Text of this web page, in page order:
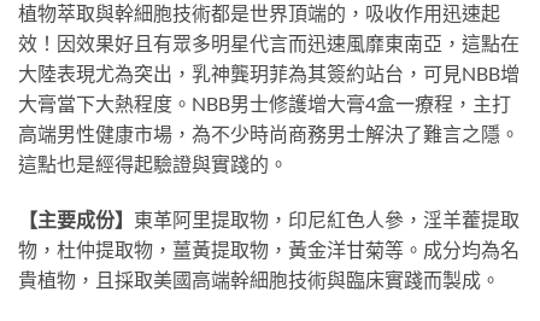
植物萃取與幹細胞技術都是世界頂端的，吸收作用迅速起
效！因效果好且有眾多明星代言而迅速風靡東南亞，這點在
大陸表現尤為突出，乳神龔玥菲為其簽約站台，可見NBB增
大膏當下大熱程度。 NBB男士修護增大膏4盒一療程，主打
高端男性健康市場，為不少時尚商務男士解決了難言之隱。
這點也是經得起驗證與實踐的。
【主要成份】 東革阿里提取物，印尼紅色人參，淫羊藿提取
物，杜仲提取物，薑黃提取物，黃金洋甘菊等。成分均為名
貴植物，且採取美國高端幹細胞技術與臨床實踐而製成。